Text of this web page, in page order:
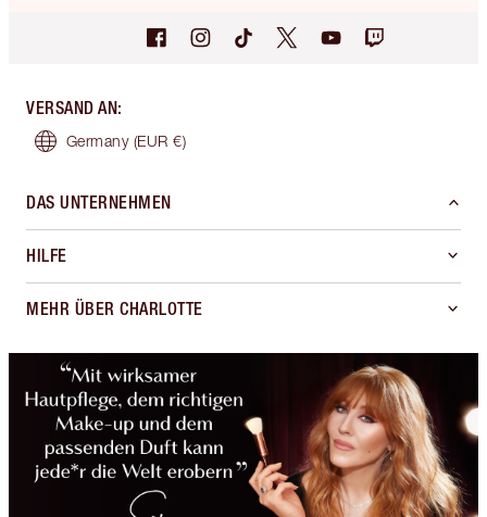
VERSAND AN:
Germany (EUR €)
DAS UNTERNEHMEN
HILFE
MEHR ÜBER CHARLOTTE